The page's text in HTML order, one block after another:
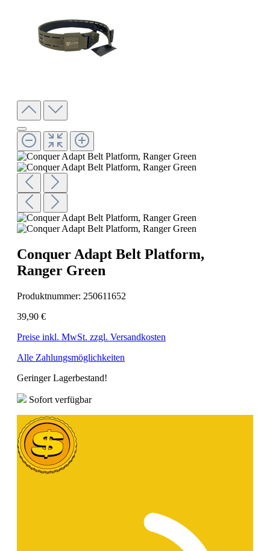
Conquer Adapt Belt Platform,
Ranger Green
Produktnummer: 250611652
39,90 €
Preise inkl. MwSt. zzgl. Versandkosten
Alle Zahlungsmöglichkeiten
Geringer Lagerbestand!
Sofort verfügbar